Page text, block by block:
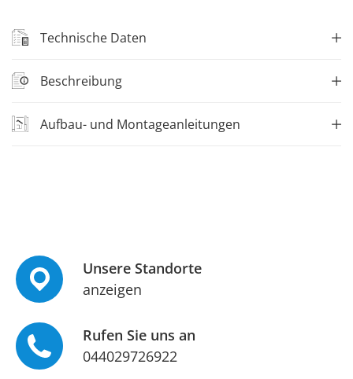
Technische Daten
Beschreibung
Aufbau- und Montageanleitungen
Unsere Standorte
anzeigen
Rufen Sie uns an
044029726922